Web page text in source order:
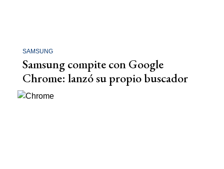
SAMSUNG
Samsung compite con Google
Chrome: lanzó su propio buscador